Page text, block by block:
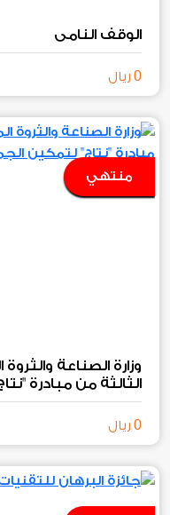
الوقف النامي
0 ريال
منتهي
الربحية الصناعية
0 ريال